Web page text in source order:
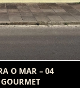
O MAR – 04